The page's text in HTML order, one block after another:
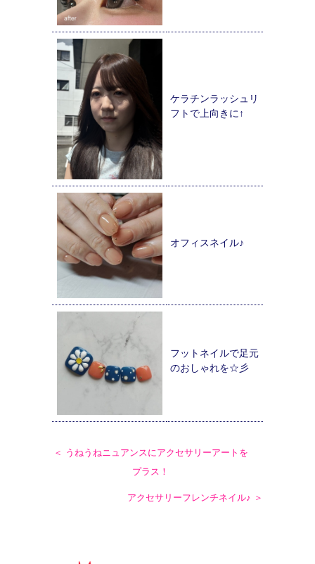
ケラチンラッシュリ
フトで上向きに↑
オフィスネイル♪
フットネイルで足元
のおしゃれを☆彡
＜ うねうねニュアンスにアクセサリーアートを
プラス！
アクセサリーフレンチネイル♪ ＞